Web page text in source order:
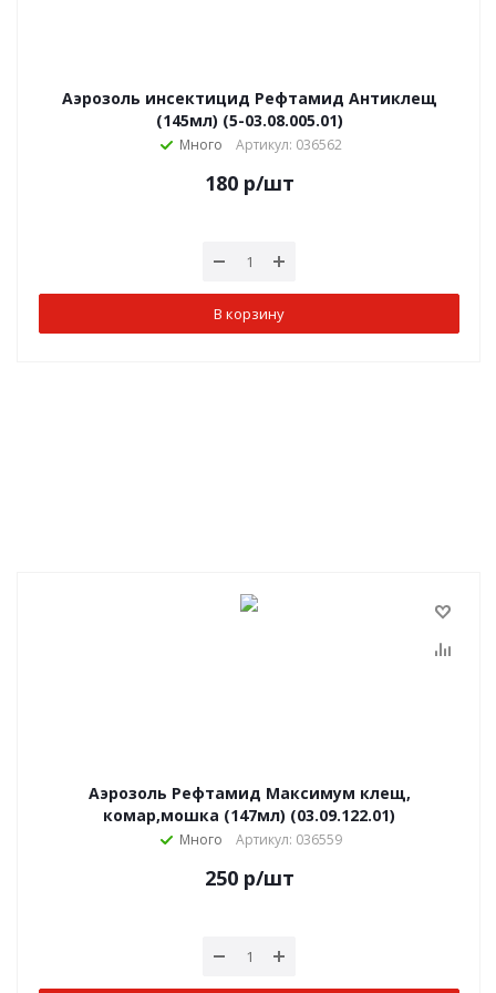
Аэрозоль инсектицид Рефтамид Антиклещ
(145мл) (5-03.08.005.01)
Много Артикул: 036562
180р/шт
В корзину
Аэрозоль Рефтамид Максимум клещ,
комар,мошка (147мл) (03.09.122.01)
Много Артикул: 036559
250р/шт